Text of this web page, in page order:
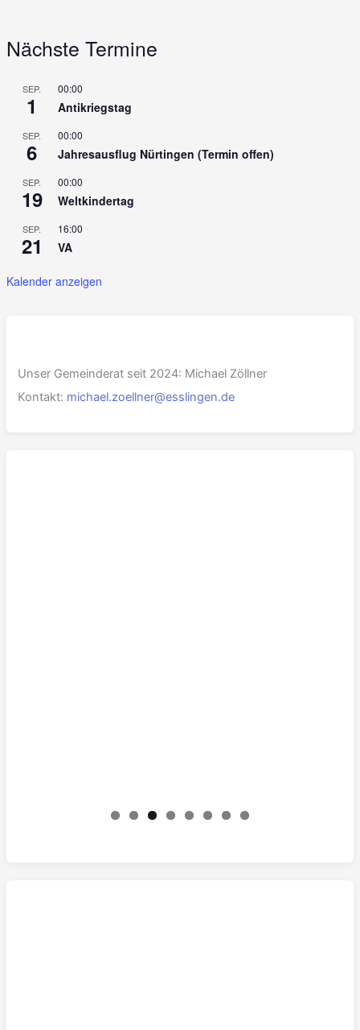
Nächste Termine
SEP.
1
00:00
Antikriegstag
SEP.
6
00:00
Jahresausflug Nürtingen (Termin offen)
SEP.
19
00:00
Weltkindertag
SEP.
21
16:00
VA
Kalender anzeigen
Unser Gemeinderat seit 2024: Michael Zöllner
Kontakt: michael.zoellner@esslingen.de